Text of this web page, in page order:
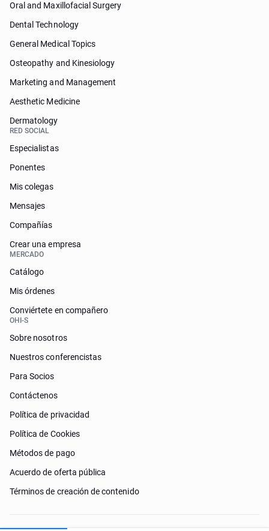
Oral and Maxillofacial Surgery
Dental Technology
General Medical Topics
Osteopathy and Kinesiology
Marketing and Management
Aesthetic Medicine
Dermatology
RED SOCIAL
Especialistas
Ponentes
Mis colegas
Mensajes
Compañías
Crear una empresa
MERCADO
Catálogo
Mis órdenes
Conviértete en compañero
OHI-S
Sobre nosotros
Nuestros conferencistas
Para Socios
Contáctenos
Política de privacidad
Política de Cookies
Métodos de pago
Acuerdo de oferta pública
Términos de creación de contenido